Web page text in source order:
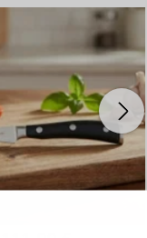
PRIHLÁSENIE